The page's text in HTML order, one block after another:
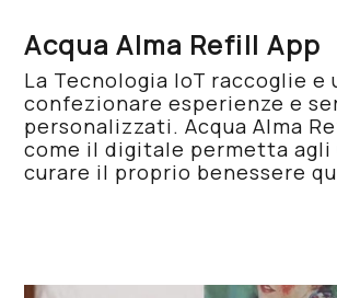
Acqua Alma Refill App
La Tecnologia IoT raccoglie e
confezionare esperienze e
personalizzati. Acqua Alma
come il digitale permetta
curare il proprio benessere